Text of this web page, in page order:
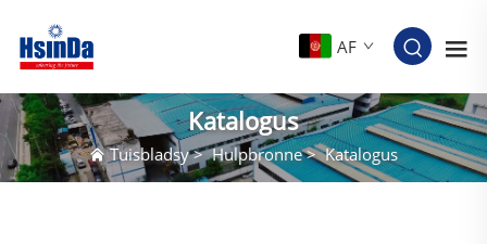
AF
Katalogus
Tuisbladsy>Hulpbronne>Katalogus